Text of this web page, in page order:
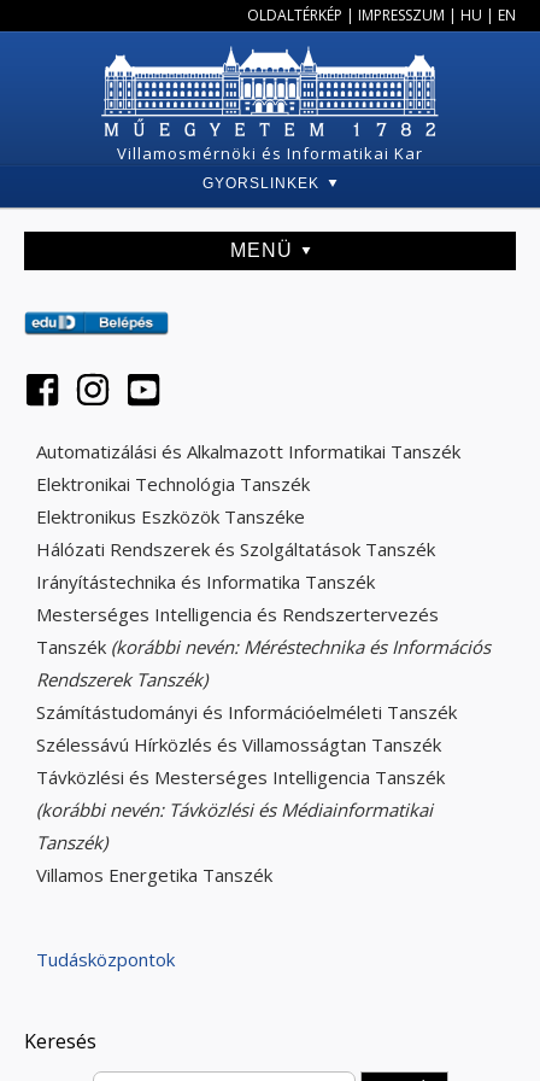
OLDALTÉRKÉP | IMPRESSZUM | HU | EN
Villamosmérnöki és Informatikai Kar
GYORSLINKEK
MENÜ
Automatizálási és Alkalmazott Informatikai Tanszék
Elektronikai Technológia Tanszék
Elektronikus Eszközök Tanszéke
Hálózati Rendszerek és Szolgáltatások Tanszék
Irányítástechnika és Informatika Tanszék
Mesterséges Intelligencia és Rendszertervezés
Tanszék (korábbi nevén: Méréstechnika és Információs
Rendszerek Tanszék)
Számítástudományi és Információelméleti Tanszék
Szélessávú Hírközlés és Villamosságtan Tanszék
Távközlési és Mesterséges Intelligencia Tanszék
(korábbi nevén: Távközlési és Médiainformatikai
Tanszék)
Villamos Energetika Tanszék
Tudásközpontok
Keresés